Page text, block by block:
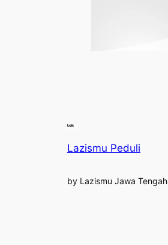
Lazismu Peduli
by Lazismu Jawa Tengah